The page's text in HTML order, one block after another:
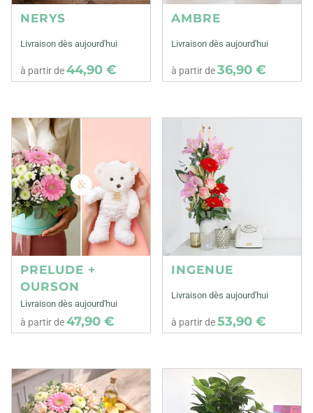
NERYS
Livraison dès aujourd'hui
à partir de44,90 €
AMBRE
Livraison dès aujourd'hui
à partir de36,90 €
PRELUDE +
OURSON
Livraison dès aujourd'hui
à partir de47,90 €
INGENUE
Livraison dès aujourd'hui
à partir de53,90 €